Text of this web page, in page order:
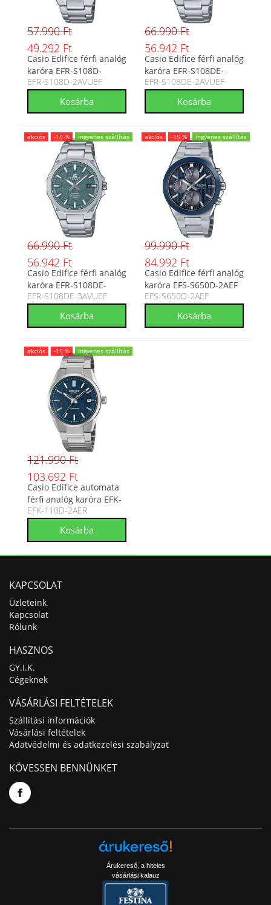
57.990 Ft
49.292 Ft
Casio Edifice férfi analóg
karóra EFR-S108D-
2AVUEF
EFR-S108D-2AVUEF
66.990 Ft
56.942 Ft
Casio Edifice férfi analóg
karóra EFR-S108DE-
2AVUEF
EFR-S108DE-2AVUEF
akciós -15 % ingyenes szállítás
66.990 Ft
56.942 Ft
Casio Edifice férfi analóg
karóra EFR-S108DE-
3AVUEF
EFR-S108DE-3AVUEF
akciós -15 % ingyenes szállítás
99.990 Ft
84.992 Ft
Casio Edifice férfi analóg
karóra EFS-S650D-2AEF
EFS-S650D-2AEF
akciós -15 % ingyenes szállítás
121.990 Ft
103.692 Ft
Casio Edifice automata
férfi analóg karóra EFK-
110D-2AER
EFK-110D-2AER
KAPCSOLAT
Üzleteink
Kapcsolat
Rólunk
HASZNOS
GY.I.K.
Cégeknek
VÁSÁRLÁSI FELTÉTELEK
Szállítási információk
Vásárlási feltételek
Adatvédelmi és adatkezelési szabályzat
KÖVESSEN BENNÜNKET
Árukereső, a hiteles
vásárlási kalauz